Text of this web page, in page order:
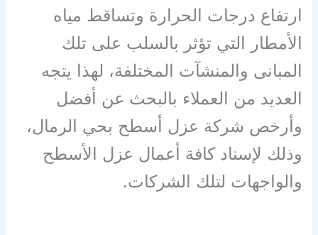
ارتفاع درجات الحرارة وتساقط مياه
الأمطار التي تؤثر بالسلب على تلك
المبانى والمنشآت المختلفة، لهذا يتجه
العديد من العملاء بالبحث عن أفضل
وأرخص شركة عزل أسطح بحي الرمال،
وذلك لإسناد كافة أعمال عزل الأسطح
والواجهات لتلك الشركات.